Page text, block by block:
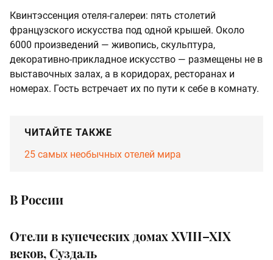
Квинтэссенция отеля-галереи: пять столетий
французского искусства под одной крышей. Около
6000 произведений — живопись, скульптура,
декоративно-прикладное искусство — размещены не в
выставочных залах, а в коридорах, ресторанах и
номерах. Гость встречает их по пути к себе в комнату.
ЧИТАЙТЕ ТАКЖЕ
25 самых необычных отелей мира
В России
Отели в купеческих домах XVIII–XIX
веков, Суздаль